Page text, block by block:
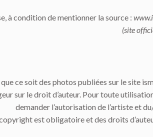
à condition de mentionner la source :
(site
ce soit des photos publiées sur le site
sur le droit d’auteur. Pour toute
demander l’autorisation de l’artiste et
est obligatoire et des droits